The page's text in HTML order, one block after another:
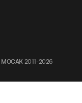
MOCAK 2011-2026